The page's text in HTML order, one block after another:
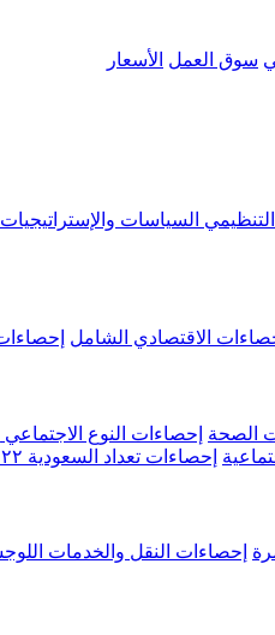
سوق العمل الأسعار
السياسات والإستراتيجيات
الاقتصادي الشامل
الصحة إحصاءات النوع الاجتماعي
إحصاءات تعداد السعودية ٢٠٢٢
إحصاءات النقل والخدمات